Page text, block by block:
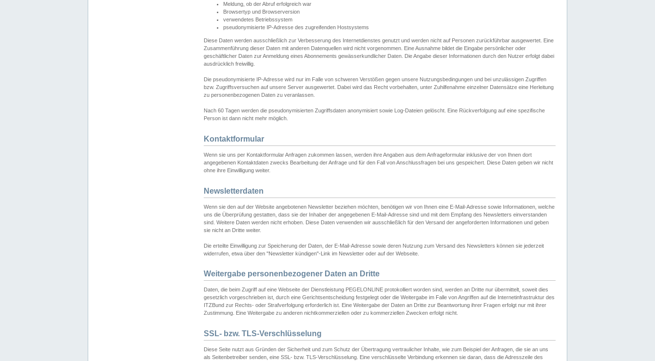
Meldung, ob der Abruf erfolgreich war
Browsertyp und Browserversion
verwendetes Betriebssystem
pseudonymisierte IP-Adresse des zugreifenden Hostsystems
Diese Daten werden ausschließlich zur Verbesserung des Internetdienstes genutzt und werden nicht auf Personen zurückführbar ausgewertet. Eine
Zusammenführung dieser Daten mit anderen Datenquellen wird nicht vorgenommen. Eine Ausnahme bildet die Eingabe persönlicher oder
geschäftlicher Daten zur Anmeldung eines Abonnements gewässerkundlicher Daten. Die Angabe dieser Informationen durch den Nutzer erfolgt dabei
ausdrücklich freiwillig.
Die pseudonymisierte IP-Adresse wird nur im Falle von schweren Verstößen gegen unsere Nutzungsbedingungen und bei unzulässigen Zugriffen
bzw. Zugriffsversuchen auf unsere Server ausgewertet. Dabei wird das Recht vorbehalten, unter Zuhilfenahme einzelner Datensätze eine Herleitung
zu personenbezogenen Daten zu veranlassen.
Nach 60 Tagen werden die pseudonymisierten Zugriffsdaten anonymisiert sowie Log-Dateien gelöscht. Eine Rückverfolgung auf eine spezifische
Person ist dann nicht mehr möglich.
Kontaktformular
Wenn sie uns per Kontaktformular Anfragen zukommen lassen, werden ihre Angaben aus dem Anfrageformular inklusive der von Ihnen dort
angegebenen Kontaktdaten zwecks Bearbeitung der Anfrage und für den Fall von Anschlussfragen bei uns gespeichert. Diese Daten geben wir nicht
ohne ihre Einwilligung weiter.
Newsletterdaten
Wenn sie den auf der Website angebotenen Newsletter beziehen möchten, benötigen wir von Ihnen eine E-Mail-Adresse sowie Informationen, welche
uns die Überprüfung gestatten, dass sie der Inhaber der angegebenen E-Mail-Adresse sind und mit dem Empfang des Newsletters einverstanden
sind. Weitere Daten werden nicht erhoben. Diese Daten verwenden wir ausschließlich für den Versand der angeforderten Informationen und geben
sie nicht an Dritte weiter.
Die erteilte Einwilligung zur Speicherung der Daten, der E-Mail-Adresse sowie deren Nutzung zum Versand des Newsletters können sie jederzeit
widerrufen, etwa über den "Newsletter kündigen"-Link im Newsletter oder auf der Webseite.
Weitergabe personenbezogener Daten an Dritte
Daten, die beim Zugriff auf eine Webseite der Dienstleistung PEGELONLINE protokolliert worden sind, werden an Dritte nur übermittelt, soweit dies
gesetzlich vorgeschrieben ist, durch eine Gerichtsentscheidung festgelegt oder die Weitergabe im Falle von Angriffen auf die Internetinfrastruktur des
ITZBund zur Rechts- oder Strafverfolgung erforderlich ist. Eine Weitergabe der Daten an Dritte zur Beantwortung ihrer Fragen erfolgt nur mit ihrer
Zustimmung. Eine Weitergabe zu anderen nichtkommerziellen oder zu kommerziellen Zwecken erfolgt nicht.
SSL- bzw. TLS-Verschlüsselung
Diese Seite nutzt aus Gründen der Sicherheit und zum Schutz der Übertragung vertraulicher Inhalte, wie zum Beispiel der Anfragen, die sie an uns
als Seitenbetreiber senden, eine SSL- bzw. TLS-Verschlüsselung. Eine verschlüsselte Verbindung erkennen sie daran, dass die Adresszeile des